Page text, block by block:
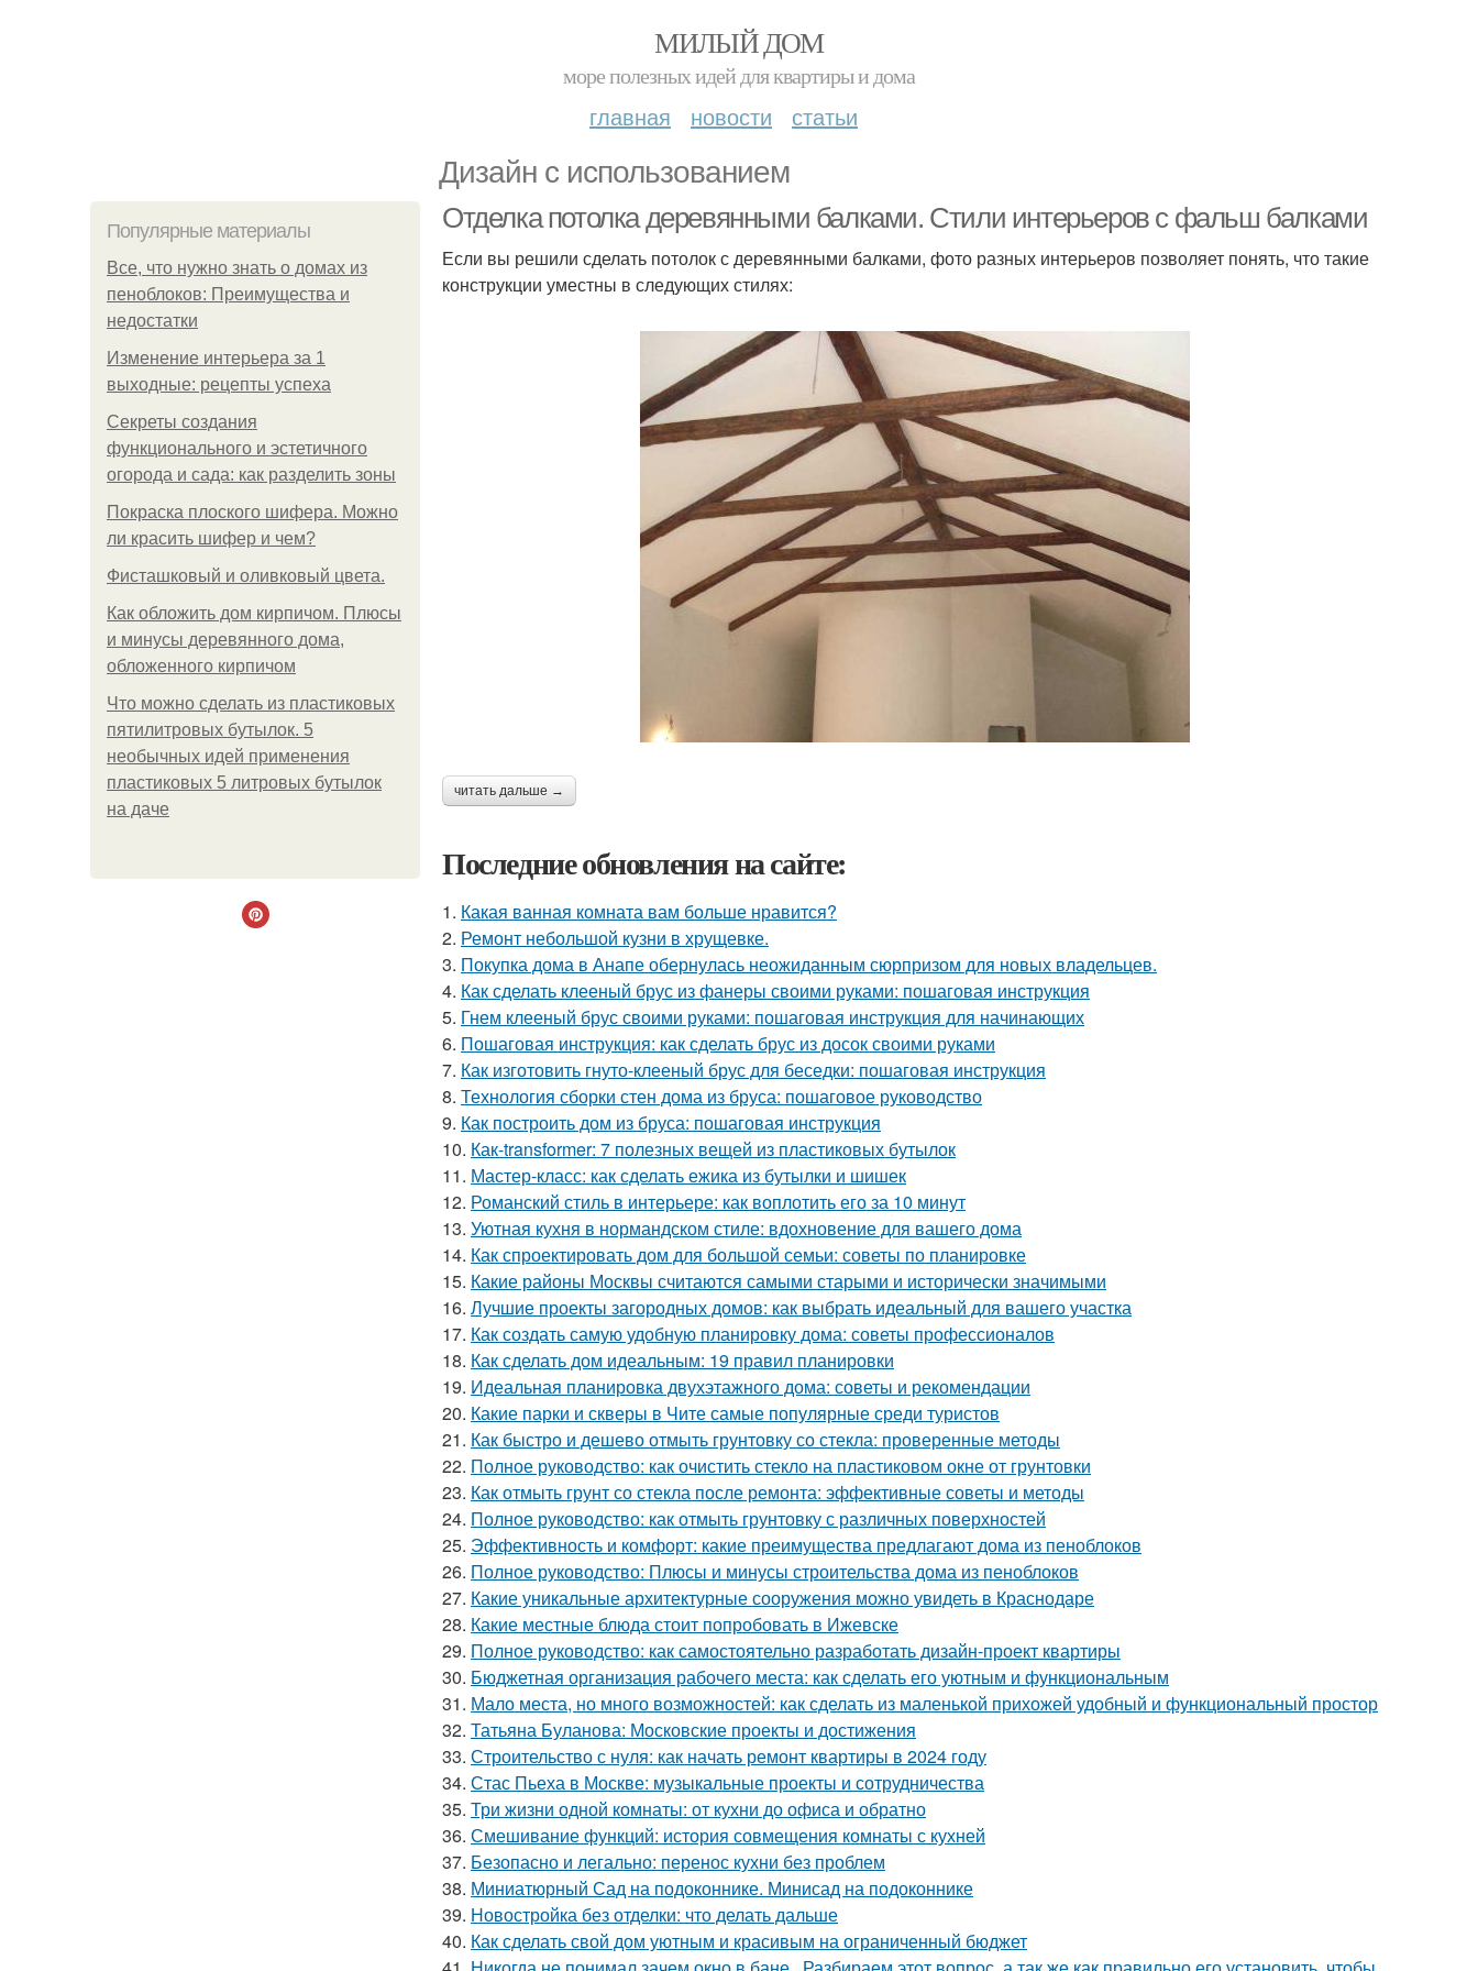
МИЛЫЙ ДОМ
море полезных идей для квартиры и дома
главная новости статьи
Дизайн с использованием
Популярные материалы
Все, что нужно знать о домах из
пеноблоков: Преимущества и
недостатки
Изменение интерьера за 1
выходные: рецепты успеха
Секреты создания
функционального и эстетичного
огорода и сада: как разделить зоны
Покраска плоского шифера. Можно
ли красить шифер и чем?
Фисташковый и оливковый цвета.
Как обложить дом кирпичом. Плюсы
и минусы деревянного дома,
обложенного кирпичом
Что можно сделать из пластиковых
пятилитровых бутылок. 5
необычных идей применения
пластиковых 5 литровых бутылок
на даче
Отделка потолка деревянными балками. Стили интерьеров с фальш балками
Если вы решили сделать потолок с деревянными балками, фото разных интерьеров позволяет понять, что такие
конструкции уместны в следующих стилях:
читать дальше →
Последние обновления на сайте:
1. Какая ванная комната вам больше нравится?
2. Ремонт небольшой кузни в хрущевке.
3. Покупка дома в Анапе обернулась неожиданным сюрпризом для новых владельцев.
4. Как сделать клееный брус из фанеры своими руками: пошаговая инструкция
5. Гнем клееный брус своими руками: пошаговая инструкция для начинающих
6. Пошаговая инструкция: как сделать брус из досок своими руками
7. Как изготовить гнуто-клееный брус для беседки: пошаговая инструкция
8. Технология сборки стен дома из бруса: пошаговое руководство
9. Как построить дом из бруса: пошаговая инструкция
10. Как-transformer: 7 полезных вещей из пластиковых бутылок
11. Мастер-класс: как сделать ежика из бутылки и шишек
12. Романский стиль в интерьере: как воплотить его за 10 минут
13. Уютная кухня в нормандском стиле: вдохновение для вашего дома
14. Как спроектировать дом для большой семьи: советы по планировке
15. Какие районы Москвы считаются самыми старыми и исторически значимыми
16. Лучшие проекты загородных домов: как выбрать идеальный для вашего участка
17. Как создать самую удобную планировку дома: советы профессионалов
18. Как сделать дом идеальным: 19 правил планировки
19. Идеальная планировка двухэтажного дома: советы и рекомендации
20. Какие парки и скверы в Чите самые популярные среди туристов
21. Как быстро и дешево отмыть грунтовку со стекла: проверенные методы
22. Полное руководство: как очистить стекло на пластиковом окне от грунтовки
23. Как отмыть грунт со стекла после ремонта: эффективные советы и методы
24. Полное руководство: как отмыть грунтовку с различных поверхностей
25. Эффективность и комфорт: какие преимущества предлагают дома из пеноблоков
26. Полное руководство: Плюсы и минусы строительства дома из пеноблоков
27. Какие уникальные архитектурные сооружения можно увидеть в Краснодаре
28. Какие местные блюда стоит попробовать в Ижевске
29. Полное руководство: как самостоятельно разработать дизайн-проект квартиры
30. Бюджетная организация рабочего места: как сделать его уютным и функциональным
31. Мало места, но много возможностей: как сделать из маленькой прихожей удобный и функциональный простор
32. Татьяна Буланова: Московские проекты и достижения
33. Строительство с нуля: как начать ремонт квартиры в 2024 году
34. Стас Пьеха в Москве: музыкальные проекты и сотрудничества
35. Три жизни одной комнаты: от кухни до офиса и обратно
36. Смешивание функций: история совмещения комнаты с кухней
37. Безопасно и легально: перенос кухни без проблем
38. Миниатюрный Сад на подоконнике. Минисад на подоконнике
39. Новостройка без отделки: что делать дальше
40. Как сделать свой дом уютным и красивым на ограниченный бюджет